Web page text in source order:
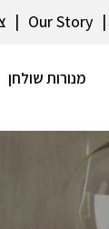
Our Story
מנורות שולחן